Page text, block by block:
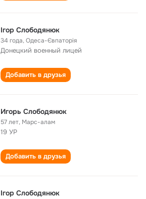
Ігор Слободянюк
34 года,Одеса-Євпаторія
Донецкий военный лицей
Добавить в друзья
Игорь Слободянюк
57 лет, Марс-алам
19 УР
Добавить в друзья
Ігор Слободянюк